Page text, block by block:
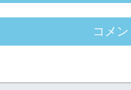
コメ